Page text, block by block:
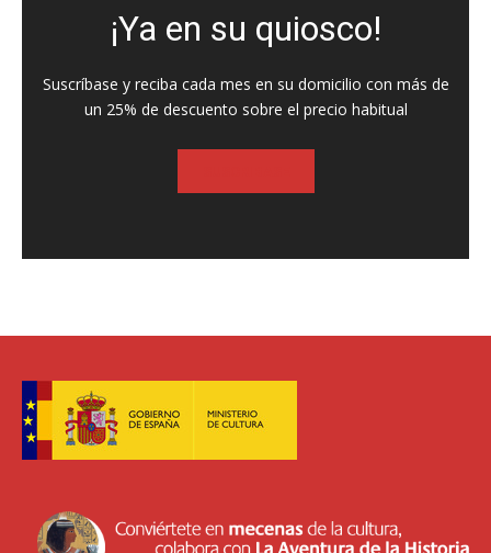
¡Ya en su quiosco!
Suscríbase y reciba cada mes en su domicilio con más de
un 25% de descuento sobre el precio habitual